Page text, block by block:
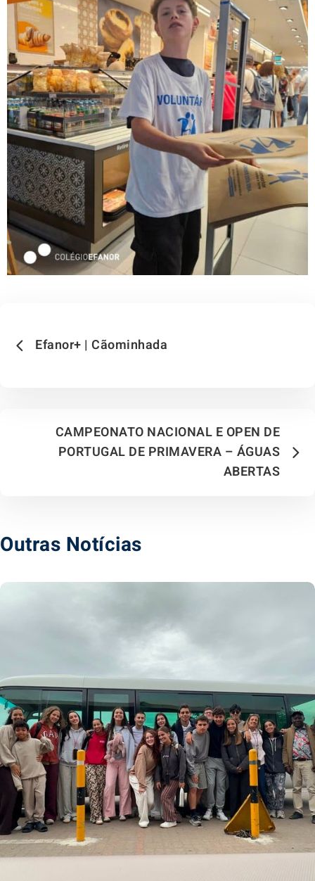
Efanor+ | Cãominhada
CAMPEONATO NACIONAL E OPEN DE
PORTUGAL DE PRIMAVERA – ÁGUAS
ABERTAS
Outras Notícias